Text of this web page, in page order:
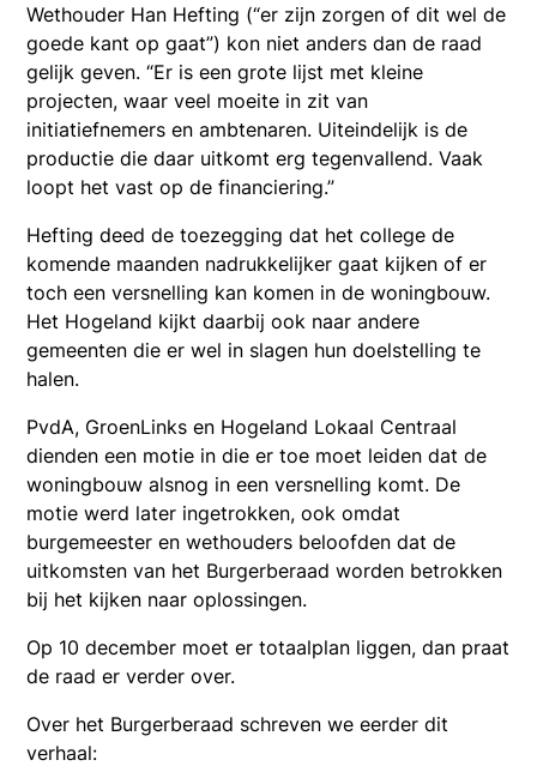
Wethouder Han Hefting (“er zijn zorgen of dit wel de
goede kant op gaat”) kon niet anders dan de raad
gelijk geven. “Er is een grote lijst met kleine
projecten, waar veel moeite in zit van
initiatiefnemers en ambtenaren. Uiteindelijk is de
productie die daar uitkomt erg tegenvallend. Vaak
loopt het vast op de financiering.”
Hefting deed de toezegging dat het college de
komende maanden nadrukkelijker gaat kijken of er
toch een versnelling kan komen in de woningbouw.
Het Hogeland kijkt daarbij ook naar andere
gemeenten die er wel in slagen hun doelstelling te
halen.
PvdA, GroenLinks en Hogeland Lokaal Centraal
dienden een motie in die er toe moet leiden dat de
woningbouw alsnog in een versnelling komt. De
motie werd later ingetrokken, ook omdat
burgemeester en wethouders beloofden dat de
uitkomsten van het Burgerberaad worden betrokken
bij het kijken naar oplossingen.
Op 10 december moet er totaalplan liggen, dan praat
de raad er verder over.
Over het Burgerberaad schreven we eerder dit
verhaal: